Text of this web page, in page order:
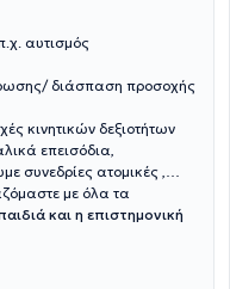
αυτισμός
διάσπαση προσοχής
κινητικών δεξιοτήτων
επεισόδια,
συνεδρίες ατομικές ,
με όλα τα
και η επιστημονική